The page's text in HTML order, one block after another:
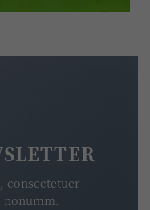
consectetuer
nonumm.